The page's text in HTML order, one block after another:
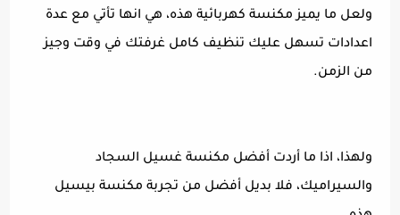
ولعل ما يميز مكنسة كهربائية هذه، هي انها تأتي مع عدة
اعدادات تسهل عليك تنظيف كامل غرفتك في وقت وجيز
من الزمن.
ولهذا، اذا ما أردت أفضل مكنسة غسيل السجاد
والسيراميك، فلا بديل أفضل من تجربة مكنسة بيسيل